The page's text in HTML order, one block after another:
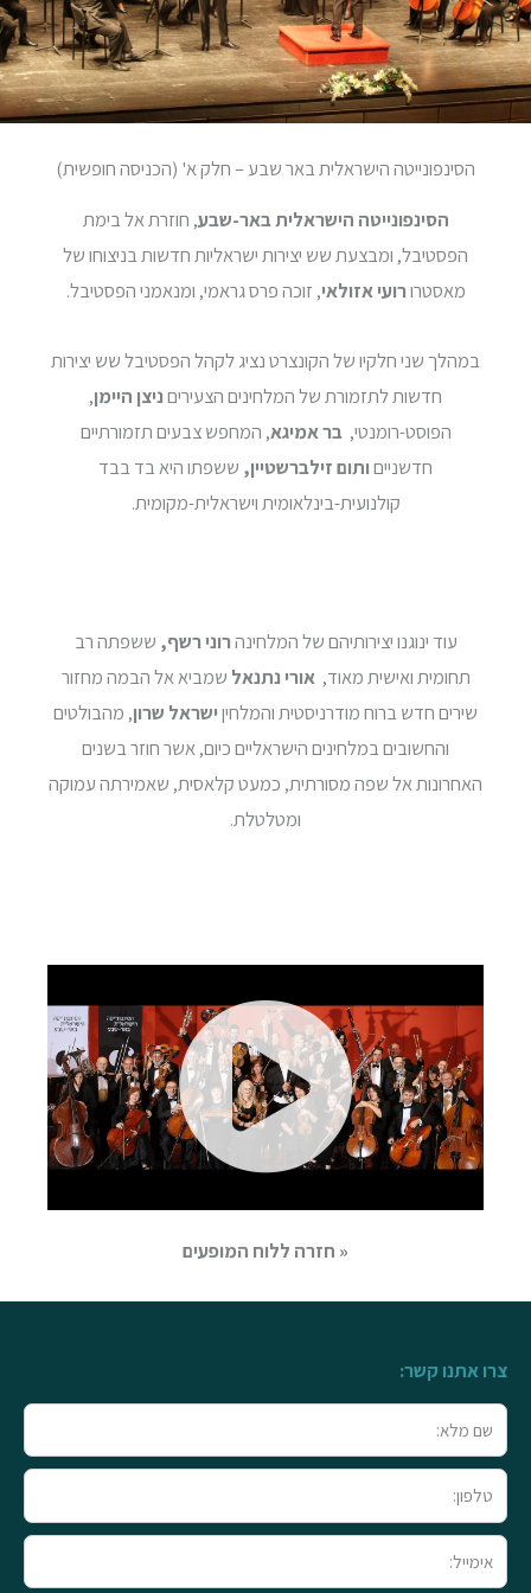
הסינפונייטה הישראלית באר שבע – חלק א' (הכניסה חופשית)
הסינפונייטה הישראלית באר-שבע, חוזרת אל בימת
הפסטיבל, ומבצעת שש יצירות ישראליות חדשות בניצוחו של
מאסטרורועי אזולאי, זוכה פרס גראמי, ומנאמני הפסטיבל.
במהלך שני חלקיו של הקונצרט נציג לקהל הפסטיבל שש יצירות
חדשות לתזמורת של המלחינים הצעיריםניצן היימן,
הפוסט-רומנטי,בראמיגא, המחפש צבעים תזמורתיים
חדשנייםותוםזילברשטיין, ששפתו היא בד בבד
קולנועית-בינלאומית וישראלית-מקומית.
עוד ינוגנו יצירותיהם של המלחינהרוני רשף, ששפתה רב
תחומית ואישית מאוד,אורי נתנאל שמביא אל הבמה מחזור
שירים חדש ברוח מודרניסטית והמלחיןישראל שרון, מהבולטים
והחשובים במלחינים הישראליים כיום, אשר חוזר בשנים
האחרונות אל שפה מסורתית, כמעט קלאסית, שאמירתה עמוקה
ומטלטלת.
« חזרה ללוח המופעים
צרו אתנו קשר:
שם
מלא
טלפון
אימייל